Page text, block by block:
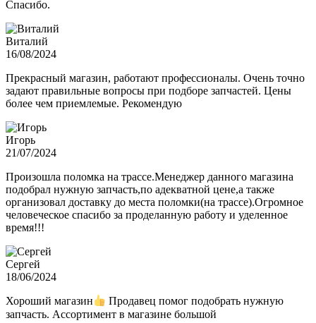
Спасибо.
Виталий
16/08/2024
Прекрасный магазин, работают профессионалы. Очень точно
задают правильные вопросы при подборе запчастей. Цены
более чем приемлемые. Рекомендую
Игорь
21/07/2024
Произошла поломка на трассе.Менеджер данного магазина
подобрал нужную запчасть,по адекватной цене,а также
организовал доставку до места поломки(на трассе).Огромное
человеческое спасибо за проделанную работу и уделенное
время!!!
Сергей
18/06/2024
Хороший магазин
Продавец помог подобрать нужную
запчасть. Ассортимент в магазине большой